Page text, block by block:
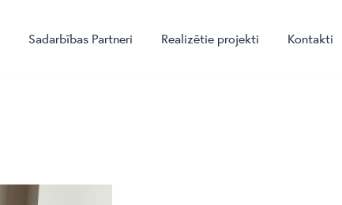
Sadarbības Partneri Realizētie projekti Kontakti